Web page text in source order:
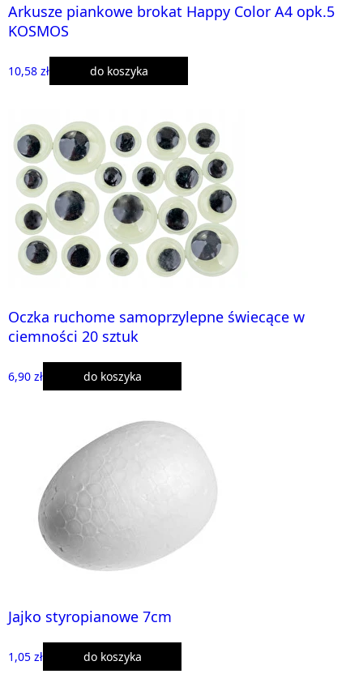
Arkusze piankowe brokat Happy Color A4 opk.5
KOSMOS
10,58 zł do koszyka
Oczka ruchome samoprzylepne świecące w
ciemności 20 sztuk
6,90 zł do koszyka
Jajko styropianowe 7cm
1,05 zł do koszyka